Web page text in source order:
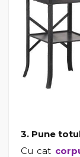
3. Pune
Cu cat